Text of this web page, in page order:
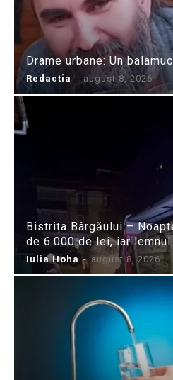
Drame urbane: Un
Redactia - august 8, 2026
Bistrița Bârgăului –
de 6.000 de lei, iar
Iulia Hoha - august 8, 2026